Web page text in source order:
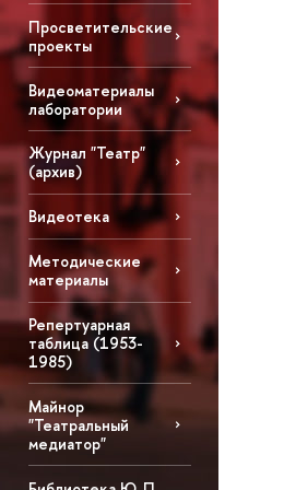
Просветительские
проекты
Видеоматериалы
лаборатории
Журнал "Театр"
(архив)
Видеотека
Методические
материалы
Репертуарная
таблица (1953-
1985)
Майнор
"Театральный
медиатор"